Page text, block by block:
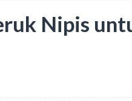
Nipis